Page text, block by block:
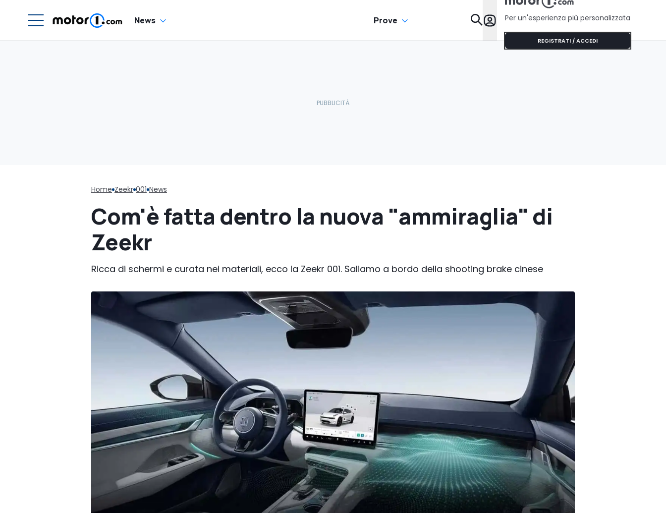
News Prove Da Sapere
Per un'esperienza più personalizzata
REGISTRATI / ACCEDI
Home Zeekr 001 News
Com'è fatta dentro la nuova "ammiraglia" di
Zeekr
Ricca di schermi e curata nei materiali, ecco la Zeekr 001. Saliamo a bordo della shooting brake cinese